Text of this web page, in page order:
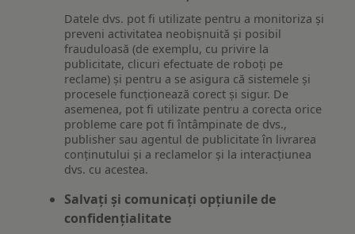
Datele dvs. pot fi utilizate pentru a monitoriza și
preveni activitatea neobișnuită și posibil
frauduloasă (de exemplu, cu privire la
publicitate, clicuri efectuate de roboți pe
reclame) și pentru a se asigura că sistemele și
procesele funcționează corect și sigur. De
asemenea, pot fi utilizate pentru a corecta orice
probleme care pot fi întâmpinate de dvs.,
publisher sau agentul de publicitate în livrarea
conținutului și a reclamelor și la interacțiunea
dvs. cu acestea.
Salvați și comunicați opțiunile de
confidențialitate